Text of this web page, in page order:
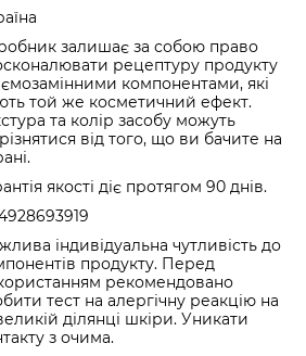
залишає за собою право
рецептуру продукту
компонентами, які
той же косметичний ефект.
та колір засобу можуть
від того, що ви бачите на
якості діє протягом 90 днів.
індивідуальна чутливість до
продукту. Перед
рекомендовано
тест на алергічну реакцію на
ділянці шкіри. Уникати
з очима.